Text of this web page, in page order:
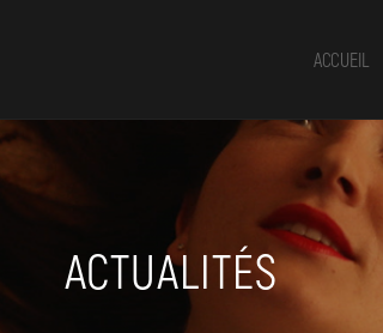
ACCUEIL
ACTUALITÉS